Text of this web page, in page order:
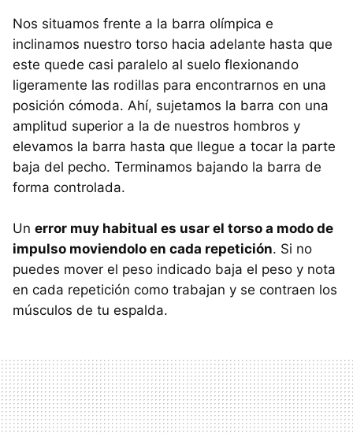
Nos situamos frente a la barra olímpica e
inclinamos nuestro torso hacia adelante hasta que
este quede casi paralelo al suelo flexionando
ligeramente las rodillas para encontrarnos en una
posición cómoda. Ahí, sujetamos la barra con una
amplitud superior a la de nuestros hombros y
elevamos la barra hasta que llegue a tocar la parte
baja del pecho. Terminamos bajando la barra de
forma controlada.
Un error muy habitual es usar el torso a modo de
impulso moviendolo en cada repetición. Si no
puedes mover el peso indicado baja el peso y nota
en cada repetición como trabajan y se contraen los
músculos de tu espalda.